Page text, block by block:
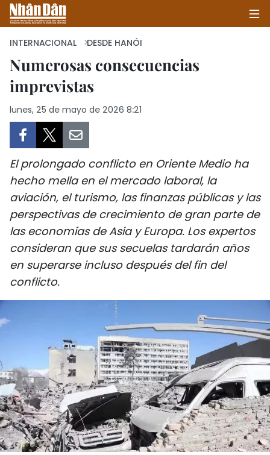
POLÍTICA
SOCIEDAD
SALUD - MEDIO AMBIENTE
CULTURA - ENTRETENIMIENTO
INTERNACIONAL
VIAJES
PUENTE DE AMISTAD
HISTORIAS MULTIMEDIA
FOTOGRAFÍA
¿QUIÉNES SOMOS?
INTERNACIONAL DESDE HANÓI
Numerosas consecuencias
imprevistas
lunes, 25 de mayo de 2026 8:21
El prolongado conflicto en Oriente Medio ha
hecho mella en el mercado laboral, la
aviación, el turismo, las finanzas públicas y las
perspectivas de crecimiento de gran parte de
las economías de Asia y Europa. Los expertos
consideran que sus secuelas tardarán años
en superarse incluso después del fin del
conflicto.